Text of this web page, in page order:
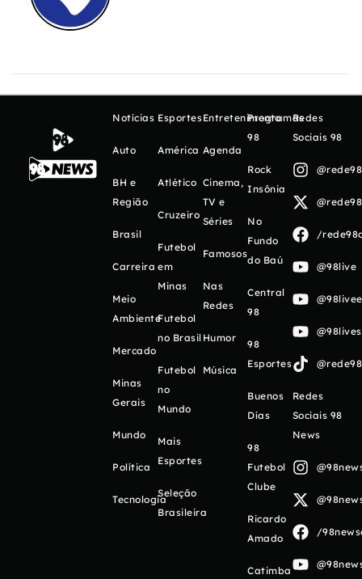
Notícias
Auto
BH e
Região
Brasil
Carreira
Meio
Ambiente
Mercado
Minas
Gerais
Mundo
Política
Tecnologia
Esportes
América
Atlético
Cruzeiro
Futebol
em
Minas
Futebol
no Brasil
Futebol
no
Mundo
Mais
Esportes
Seleção
Brasileira
Entretenimento
Agenda
Cinema,
TV e
Séries
Famosos
Nas
Redes
Humor
Música
Programas
98
Rock
Insônia
No
Fundo
do Baú
Central
98
98
Esportes
Buenos
Días
98
Futebol
Clube
Ricardo
Amado
Catimba
Redes
Sociais 98
/
@98live
Redes
Sociais 98
News
/